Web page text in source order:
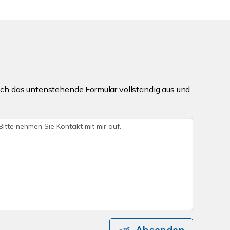
das untenstehende Formular vollständig aus und